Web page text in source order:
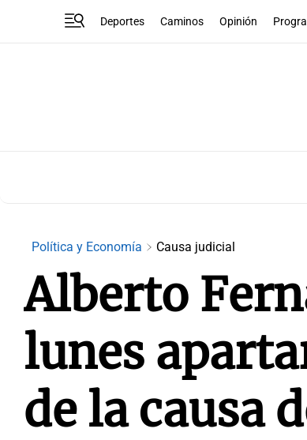
Deportes Caminos Opinión
Política y Economía Causa judicial
Alberto
lunes
de la causa